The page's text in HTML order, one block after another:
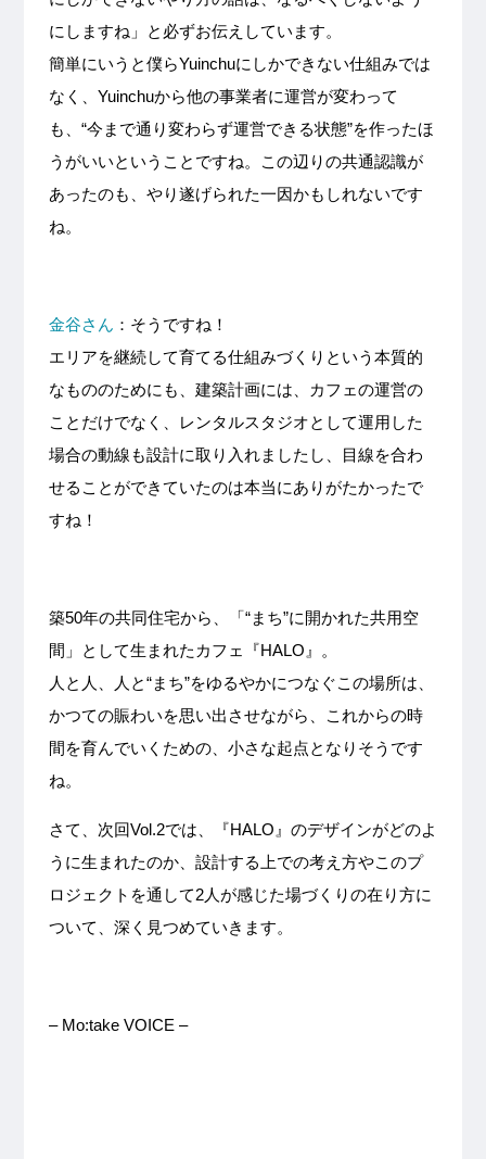
にしますね」と必ずお伝えしています。
簡単にいうと僕らYuinchuにしかできない仕組みでは
なく、Yuinchuから他の事業者に運営が変わって
も、“今まで通り変わらず運営できる状態”を作ったほ
うがいいということですね。この辺りの共通認識が
あったのも、やり遂げられた一因かもしれないです
ね。
金谷さん ：そうですね！
エリアを継続して育てる仕組みづくりという本質的
なもののためにも、建築計画には、カフェの運営の
ことだけでなく、レンタルスタジオとして運用した
場合の動線も設計に取り入れましたし、目線を合わ
せることができていたのは本当にありがたかったで
すね！
築50年の共同住宅から、「“まち”に開かれた共用空
間」として生まれたカフェ『HALO』。
人と人、人と“まち”をゆるやかにつなぐこの場所は、
かつての賑わいを思い出させながら、これからの時
間を育んでいくための、小さな起点となりそうです
ね。
さて、次回Vol.2では、『HALO』のデザインがどのよ
うに生まれたのか、設計する上での考え方やこのプ
ロジェクトを通して2人が感じた場づくりの在り方に
ついて、深く見つめていきます。
– Mo:take VOICE –